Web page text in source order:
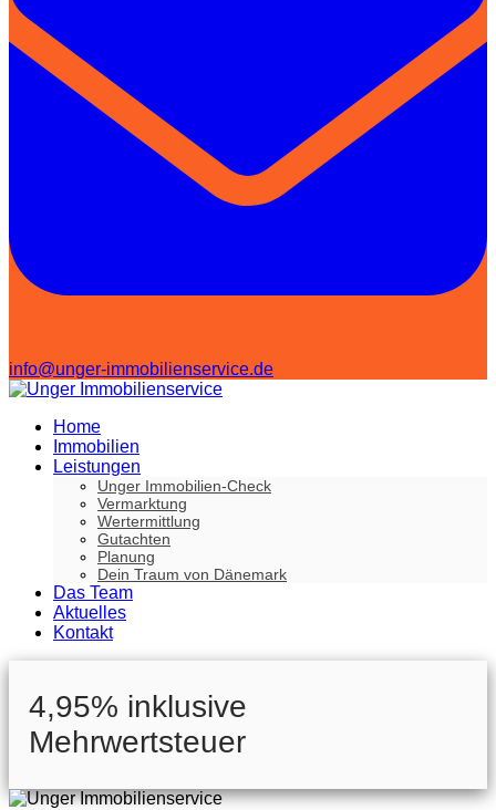
info@unger-immobilienservice.de
Home
Immobilien
Leistungen
Unger Immobilien-Check
Vermarktung
Wertermittlung
Gutachten
Planung
Dein Traum von Dänemark
Das Team
Aktuelles
Kontakt
4,95% inklusive
Mehrwertsteuer